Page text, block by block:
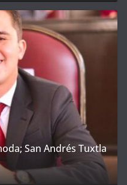
San Andrés Tuxtla